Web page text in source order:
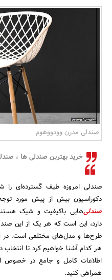
صندلی مدرن وودووهوم
خرید بهترین صندلی ها ،
صندلی امروزه طیف گسترده‌ای
دکوراسیون بیش از پیش مورد توجه
صندلی‌هایی باکیفیت و شیک
دارد، این است که هر یک از این
طرح‌ها و مدل‌های مختلفی است. در
هر کدام آشنا خواهیم کرد تا انتخاب
اطلاعات کامل و جامع در خصوص
همراهی کنید.